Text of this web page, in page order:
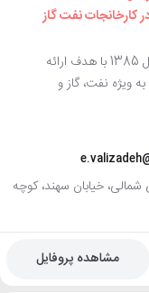
کارخانجات نفت گاز
شرکت پیشگامان تجارت و توسعه پایدار در سال 1385 با هدف ارائه
ویژه نفت، گاز و
شمالی، خیابان سهند، کوچه
مشاهده پروفایل